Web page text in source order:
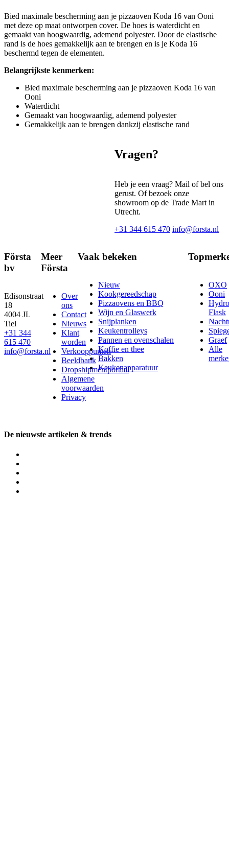
Bied maximale bescherming aan je pizzaoven Koda 16 van Ooni
met deze op maat ontworpen cover. De hoes is waterdicht en
gemaakt van hoogwaardig, ademend polyester. Door de elastische
rand is de hoes gemakkelijk aan te brengen en is je Koda 16
beschermd tegen de elementen.
Belangrijkste kenmerken:
Bied maximale bescherming aan je pizzaoven Koda 16 van
Ooni
Waterdicht
Gemaakt van hoogwaardig, ademend polyester
Gemakkelijk aan te brengen dankzij elastische rand
Vragen?
Heb je een vraag? Mail of bel ons
gerust. Of bezoek onze
showroom op de Trade Mart in
Utrecht.
+31 344 615 470 info@forsta.nl
Första
bv
Edisonstraat
18
4004 JL
Tiel
+31 344
615 470
info@forsta.nl
Meer
Första
Over
ons
Contact
Nieuws
Klant
worden
Verkooppunten
Beeldbank
Dropshipmentportaal
Algemene
voorwaarden
Privacy
Vaak bekeken
Nieuw
Kookgereedschap
Pizzaovens en BBQ
Wijn en Glaswerk
Snijplanken
Keukentrolleys
Pannen en ovenschalen
Koffie en thee
Bakken
Keukenapparatuur
OXO
Ooni
Hydro
Flask
Graef
Alle
De nieuwste artikelen & trends